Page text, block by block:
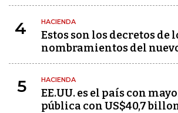
4 HACIENDA
Estos son los decretos de
nombramientos del
5 HACIENDA
EE.UU. es el país con
pública con US$40,7